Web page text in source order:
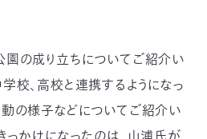
園の成り立ちについてご紹介い
校、高校と連携するようになっ
の様子などについてご紹介い
っかけになったのは、山浦氏が